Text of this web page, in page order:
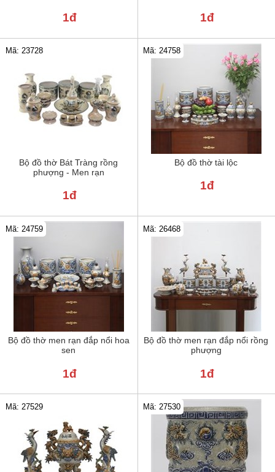
1đ 1đ
Bộ đồ thờ Bát Tràng rồng
phượng - Men rạn
Mã: 23728
1đ
Bộ đồ thờ tài lộc
Mã: 24758
1đ
Bộ đồ thờ men rạn đắp nổi hoa
sen
Mã: 24759
1đ
Bộ đồ thờ men rạn đắp nổi rồng
phượng
Mã: 26468
1đ
Mã: 27529 Mã: 27530